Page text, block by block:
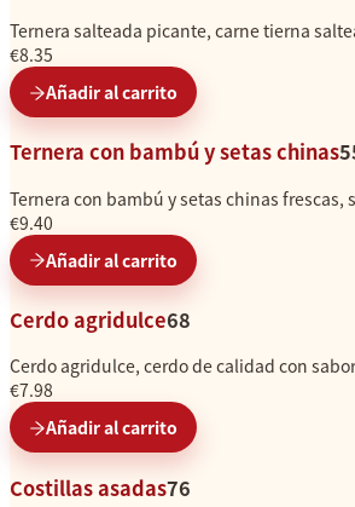
Ternera salteada picante, carne tierna
€8.35
Añadir al carrito
Ternera con bambú y setas chinas
Ternera con bambú y setas chinas frescas,
€9.40
Añadir al carrito
Cerdo agridulce68
Cerdo agridulce, cerdo de calidad con
€7.98
Añadir al carrito
Costillas asadas76